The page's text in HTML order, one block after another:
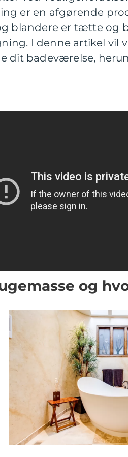
er en afgørende
blandere er tætte og
I denne artikel vil
dit badeværelse,
og